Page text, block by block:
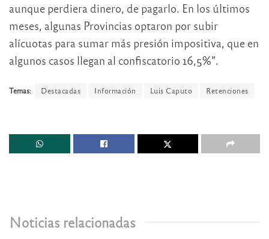
aunque perdiera dinero, de pagarlo. En los últimos
meses, algunas Provincias optaron por subir
alícuotas para sumar más presión impositiva, que en
algunos casos llegan al confiscatorio 16,5%”.
Temas: Destacadas Información Luis Caputo Retenciones
Noticias relacionadas